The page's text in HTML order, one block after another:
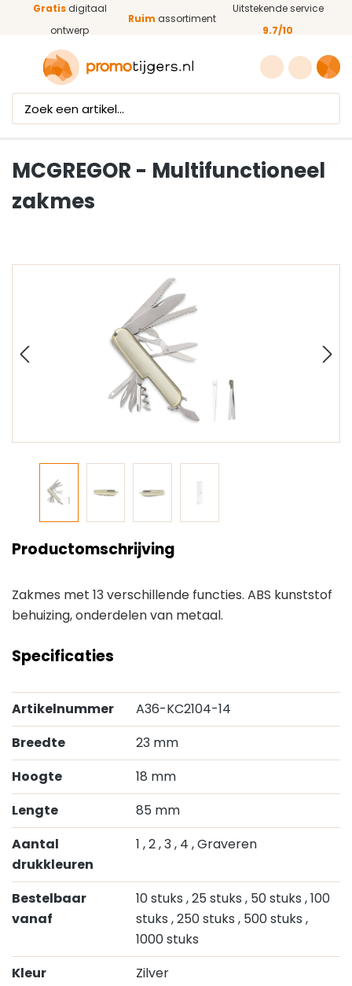
Ga naar de hoofdinhoud
Gratisdigitaal
ontwerp
Ruim assortiment
Uitstekende service
9.7/10
MCGREGOR - Multifunctioneel
zakmes
Afbeeldingengalerij overslaan
Productomschrijving
Zakmes met 13 verschillende functies. ABS kunststof
behuizing, onderdelen van metaal.
Specificaties
Artikelnummer
A36-KC2104-14
Breedte
23 mm
Hoogte
18 mm
Lengte
85 mm
Aantal
drukkleuren
1 , 2, 3, 4 , Graveren
Bestelbaar
vanaf
10 stuks , 25 stuks , 50 stuks , 100
stuks , 250 stuks , 500 stuks ,
1000 stuks
Kleur
Zilver